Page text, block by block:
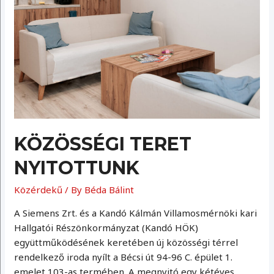
KÖZÖSSÉGI TERET
NYITOTTUNK
Közérdekű / By Béda Bálint
A Siemens Zrt. és a Kandó Kálmán Villamosmérnöki kari
Hallgatói Részönkormányzat (Kandó HÖK)
együttműködésének keretében új közösségi térrel
rendelkező iroda nyílt a Bécsi út 94-96 C. épület 1.